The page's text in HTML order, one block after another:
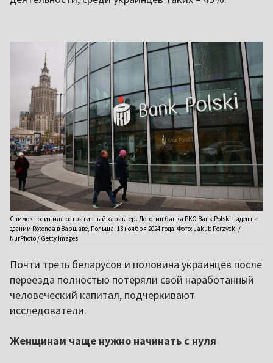
Снимок носит иллюстративный характер. Логотип банка PKO Bank Polski виден на
здании Rotonda в Варшаве, Польша. 13 ноября 2024 года. Фото: Jakub Porzycki /
NurPhoto / Getty Images
Почти треть беларусов и половина украинцев после
переезда полностью потеряли свой наработанный
человеческий капитал, подчеркивают
исследователи.
Женщинам чаще нужно начинать с нуля